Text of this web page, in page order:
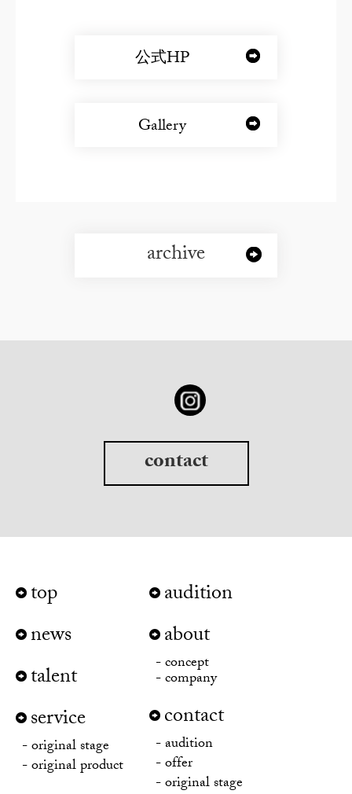
公式HP
Gallery
archive
contact
top
news
talent
service
original stage
original product
audition
about
concept
company
contact
audition
offer
original stage